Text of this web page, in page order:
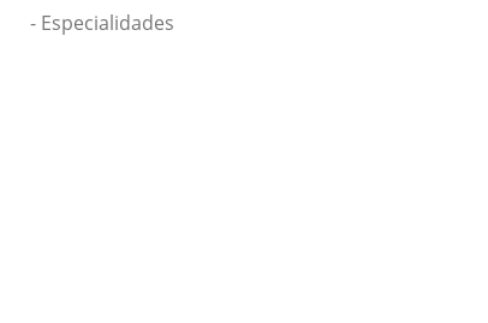
- Especialidades